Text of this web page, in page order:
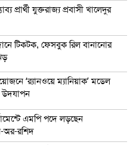
প্রার্থী যুক্তরাজ্য প্রবাসী খালেদুর
টিকটক, ফেসবুক রিল বানানোর
‘র‍্যানওয়ে ম্যানিয়াক’ মডেল
উদযাপন
এমপি পদে লড়ছেন
অর-রশিদ